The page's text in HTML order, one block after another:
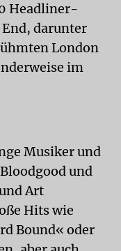
Headliner-
darunter
London
im
Musiker und
und
Art
Hits wie
Bound« oder